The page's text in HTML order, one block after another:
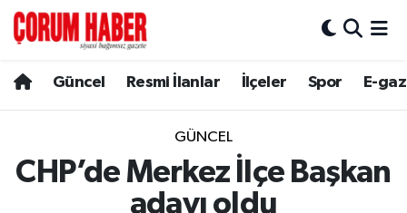
Güncel Resmi İlanlar İlçeler Spor E-
GÜNCEL
CHP’de Merkez İlçe Başkan
adayı oldu
Spor
Resmi İlanlar
Hava Durumu
Çorum Namaz Vakitleri
Trafik Durumu